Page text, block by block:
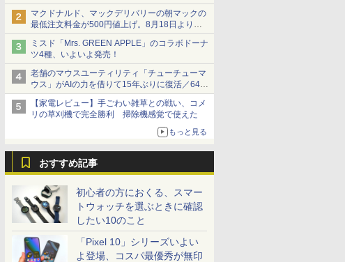
ショーツは1990円に
マクドナルド、マックデリバリーの朝マックの
最低注文料金が500円値上げ。8月18日より
1,500円から受付
ミスド「Mrs. GREEN APPLE」のコラボドーナ
ツ4種、いよいよ発売！
老舗のマウスユーティリティ「チューチューマ
ウス」がAIの力を借りて15年ぶりに復活／64bit
化、Windows 10/11、「Chrome」も走り回
る。復活記念で2026年末まで500円
【家電レビュー】手ごわい雑草との戦い、コメ
リの草刈機で完全勝利 掃除機感覚で使えた
もっと見る
おすすめ記事
初心者の方におくる、スマー
トウォッチを選ぶときに確認
したい10のこと
「Pixel 10」シリーズいよい
よ登場、コスパ最優秀が無印